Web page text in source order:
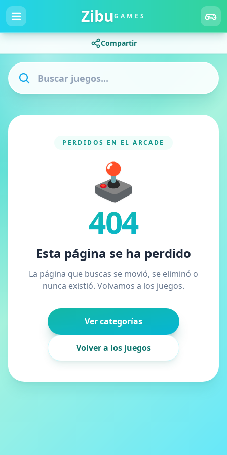
ZibuGAMES
Compartir
PERDIDOS EN EL ARCADE
🕹️
404
Esta página se ha perdido
La página que buscas se movió, se eliminó o
nunca existió. Volvamos a los juegos.
Ver categorías
Volver a los juegos